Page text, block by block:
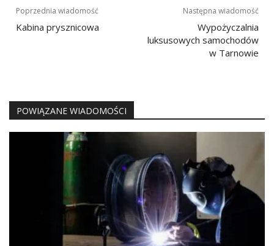
Nawigacja
wpisu
Poprzednia wiadomość
Kabina prysznicowa
Następna wiadomość
Wypożyczalnia
luksusowych samochodów
w Tarnowie
POWIĄZANE WIADOMOŚCI